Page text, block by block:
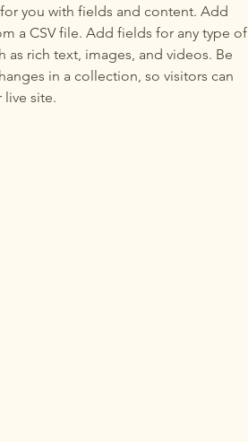
you with fields and content. Add
a CSV file. Add fields for any type of
as rich text, images, and videos. Be
in a collection, so visitors can
live site.